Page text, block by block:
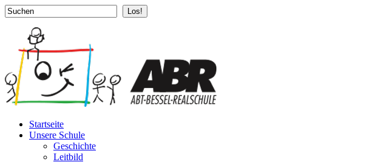
Los!
Startseite
Unsere Schule
Geschichte
Leitbild